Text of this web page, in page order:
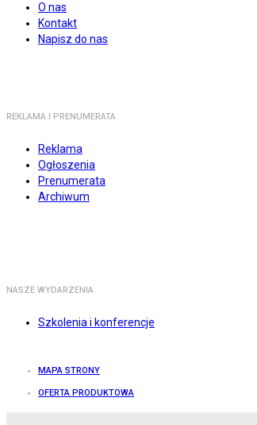
O nas
Kontakt
Napisz do nas
REKLAMA I PRENUMERATA
Reklama
Ogłoszenia
Prenumerata
Archiwum
NASZE WYDARZENIA
Szkolenia i konferencje
MAPA STRONY
OFERTA PRODUKTOWA